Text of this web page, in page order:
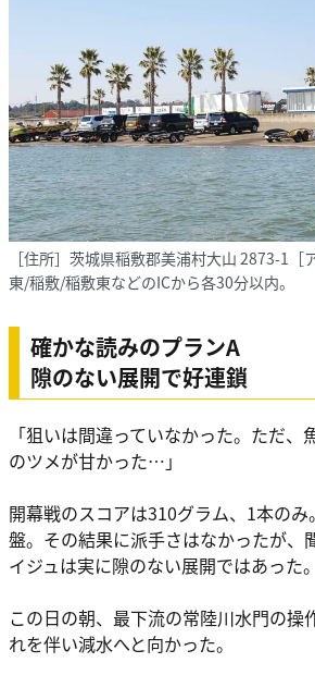
［住所］茨城県稲敷郡美浦村大山 2873-1［
東/稲敷/稲敷東などのICから各30分以内。
確かな読みのプランA
隙のない展開で好連鎖
「狙いは間違っていなかった。ただ
のツメが甘かった…」
開幕戦のスコアは310グラム、1本の
盤。その結果に派手さはなかったが、
イジュは実に隙のない展開ではあった。
この日の朝、最下流の常陸川水門の操
れを伴い減水へと向かった。